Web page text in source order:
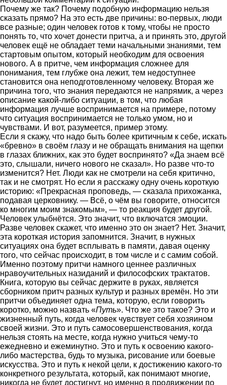
Почему же так? Почему подобную информацию нельзя
сказать прямо? На это есть две причины: во-первых, люди
все разные; один человек готов к тому, чтобы не просто
понять то, что хочет донести притча, а и принять это, другой
человек ещё не обладает теми начальными знаниями, тем
стартовым опытом, который необходим для освоения
нового. А в притче, чем информация сложнее для
понимания, тем глубже она лежит, тем недоступнее
становится она неподготовленному человеку. Вторая же
причина того, что знания передаются не напрямик, а через
описание какой-либо ситуации, в том, что любая
информация лучше воспринимается на примере, потому
что ситуация воспринимается не только умом, но и
чувствами. И вот, разумеется, пример этому.
Если я скажу, что надо быть более критичным к себе, искать
«бревно» в своём глазу и не обращать внимания на щепки
в глазах ближних, как это будет воспринято? «Да знаем всё
это, слышали, ничего нового не сказал». Но разве что-то
изменится? Нет. Люди как не смотрели на себя критично,
так и не смотрят. Но если я расскажу одну очень короткую
историю: «Прекрасная проповедь, — сказала прихожанка,
подавая церковнику. — Всё, о чём вы говорите, относится
ко многим моим знакомым», — то реакция будет другой.
Человек улыбнётся. Это значит, что включатся эмоции.
Разве человек скажет, что именно это он знает? Нет. Значит,
эта короткая история запомнится. Значит, в нужных
ситуациях она будет всплывать в памяти, давая оценку
того, что сейчас происходит, в том числе и с самим собой.
Именно поэтому притчи намного ценнее различных
нравоучительных назиданий и философских трактатов.
Книга, которую вы сейчас держите в руках, является
сборником притч разных культур и разных времён. Но эти
притчи объединяет одна тема, которую, если говорить
коротко, можно назвать «Путь». Что же это такое? Это и
жизненный путь, когда человек чувствует себя хозяином
своей жизни. Это и путь самосовершенствования, когда
нельзя стоять на месте, когда нужно учиться чему-то
ежедневно и ежеминутно. Это и путь к освоению какого-
либо мастерства, будь то музыка, рисование или боевые
искусства. Это и путь к некой цели, к достижению какого-то
конкретного результата, который, как понимают многие,
никогда не будет достигнут, но именно в продвижении по